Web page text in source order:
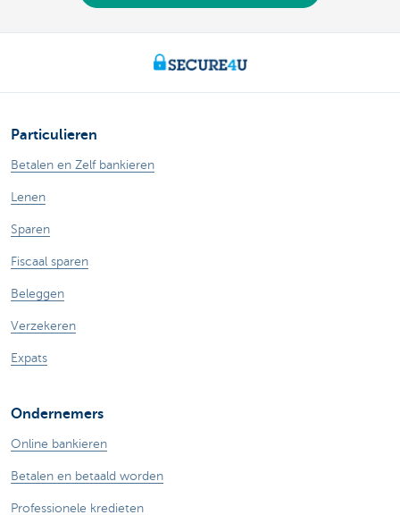
Particulieren
Betalen en Zelf bankieren
Lenen
Sparen
Fiscaal sparen
Beleggen
Verzekeren
Expats
Ondernemers
Online bankieren
Betalen en betaald worden
Professionele kredieten